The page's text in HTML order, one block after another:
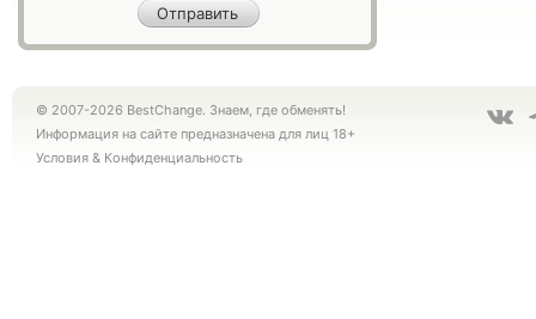
© 2007-2026 BestChange. Знаем, где обменять!
Информация на сайте предназначена для лиц 18+
Условия & Конфиденциальность